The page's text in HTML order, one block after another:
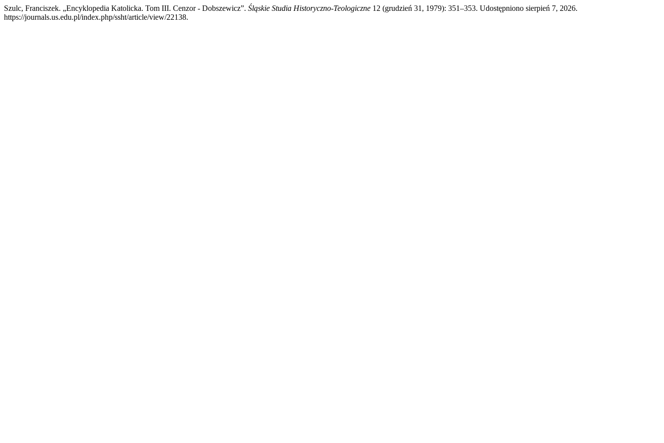
Szulc, Franciszek. „Encyklopedia Katolicka. Tom III. Cenzor - Dobszewicz”. Śląskie Studia Historyczno-Teologiczne 12 (grudzień 31, 1979): 351–353. Udostępniono sierpień 7, 2026.
https://journals.us.edu.pl/index.php/ssht/article/view/22138.